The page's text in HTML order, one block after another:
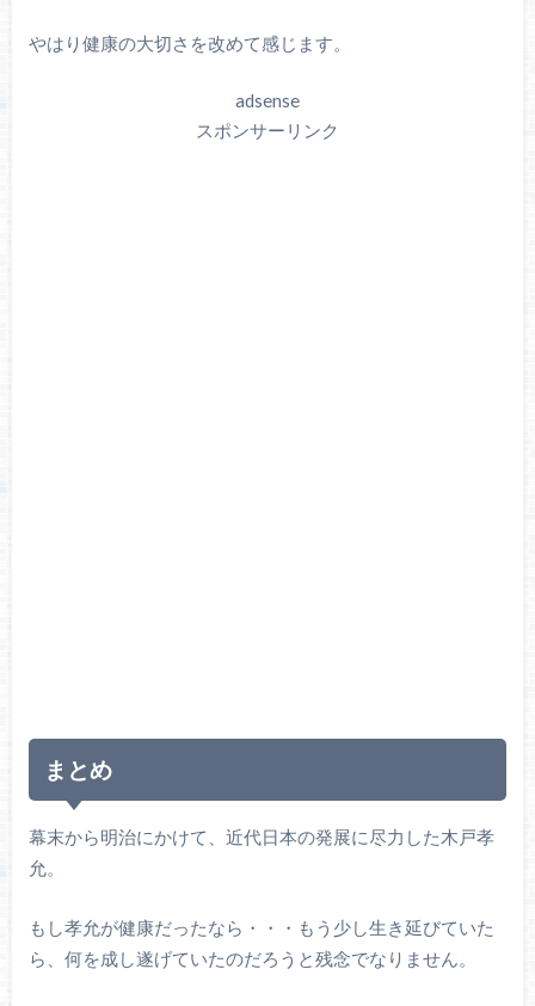
やはり健康の大切さを改めて感じます。
adsense
スポンサーリンク
まとめ
幕末から明治にかけて、近代日本の発展に尽力した木戸孝
允。
もし孝允が健康だったなら・・・もう少し生き延びていた
ら、何を成し遂げていたのだろうと残念でなりません。